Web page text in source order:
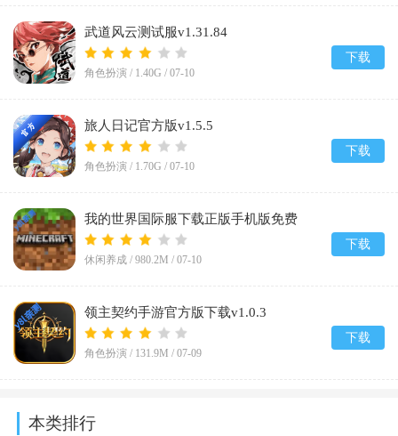
武道风云测试服v1.31.84
角色扮演 / 1.40G / 07-10
下载
旅人日记官方版v1.5.5
角色扮演 / 1.70G / 07-10
下载
我的世界国际服下载正版手机版免费
v1.26.32.2
休闲养成 / 980.2M / 07-10
下载
领主契约手游官方版下载v1.0.3
角色扮演 / 131.9M / 07-09
下载
本类排行